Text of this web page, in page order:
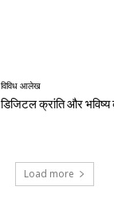
विविध आलेख
डिजिटल क्रांति और भविष्य
Load more